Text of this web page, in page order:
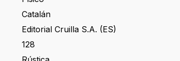
Catalán
Editorial Cruilla S.A. (ES)
128